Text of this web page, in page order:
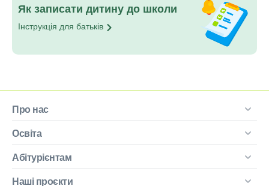
Як записати дитину до школи
Інструкція для батьків
Про нас
Освіта
Абітурієнтам
Наші проєкти